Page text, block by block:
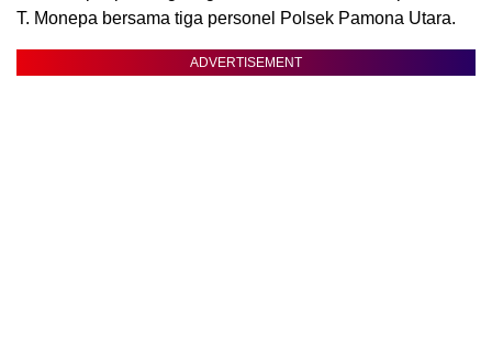
T. Monepa bersama tiga personel Polsek Pamona Utara.
ADVERTISEMENT